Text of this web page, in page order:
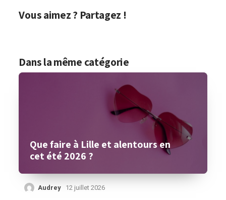
Vous aimez ? Partagez !
Dans la même catégorie
Que faire à Lille et alentours en
cet été 2026 ?
Audrey 12 juillet 2026